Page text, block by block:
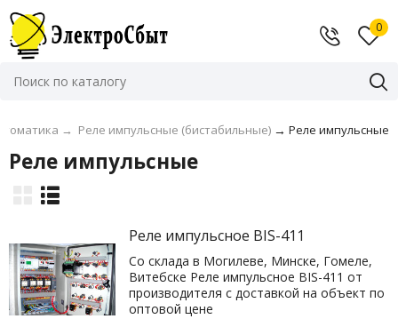
0
→ Реле импульсные (бистабильные) → Реле импульсные
Реле импульсные
Реле импульсное BIS-411
Со склада в Могилеве, Минске, Гомеле,
Витебске Реле импульсное BIS-411 от
производителя с доставкой на объект по
оптовой цене